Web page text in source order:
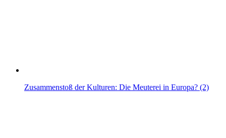
Zusammenstoß der Kulturen: Die Meuterei in Europa? (2)